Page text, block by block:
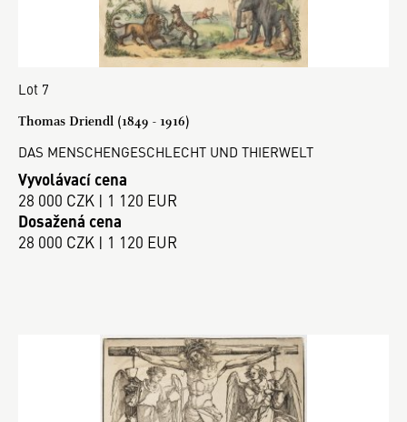
Lot 7
Thomas Driendl (1849 - 1916)
DAS MENSCHENGESCHLECHT UND THIERWELT
Vyvolávací cena
28 000 CZK | 1 120 EUR
Dosažená cena
28 000 CZK | 1 120 EUR